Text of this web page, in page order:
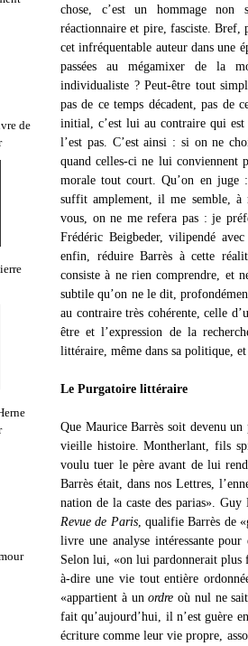
de
chose, c’est un hommage non
réactionnaire et pire, fasciste. Bref,
cet infréquentable auteur dans une
passées au mégamixer de la
individualiste ? Peut-être tout
pas de ce temps décadent, pas de
initial, c’est lui au contraire qui est
l’est pas. C’est ainsi : si on ne
quand celles-ci ne lui conviennent
morale tout court. Qu’on en juge
suffit amplement, il me semble, à
vous, on ne me refera pas : je
Frédéric Beigbeder, vilipendé
enfin, réduire Barrès à cette
consiste à ne rien comprendre, et
subtile qu’on ne le dit,
au contraire très cohérente, celle
être et l’expression de la
littéraire, même dans sa politique,
Le Purgatoire littéraire
Que Maurice Barrès soit devenu
vieille histoire. Montherlant, fils
voulu tuer le père avant de lui
Barrès était, dans nos Lettres,
nation de la caste des parias».
Revue de Paris, qualifie Barrès de
livre une analyse intéressante
Selon lui, «on lui pardonnerait plus
à-dire une vie tout entière
«appartient à unordre où nul ne
fait qu’aujourd’hui, il n’est guère
écriture comme leur vie propre,